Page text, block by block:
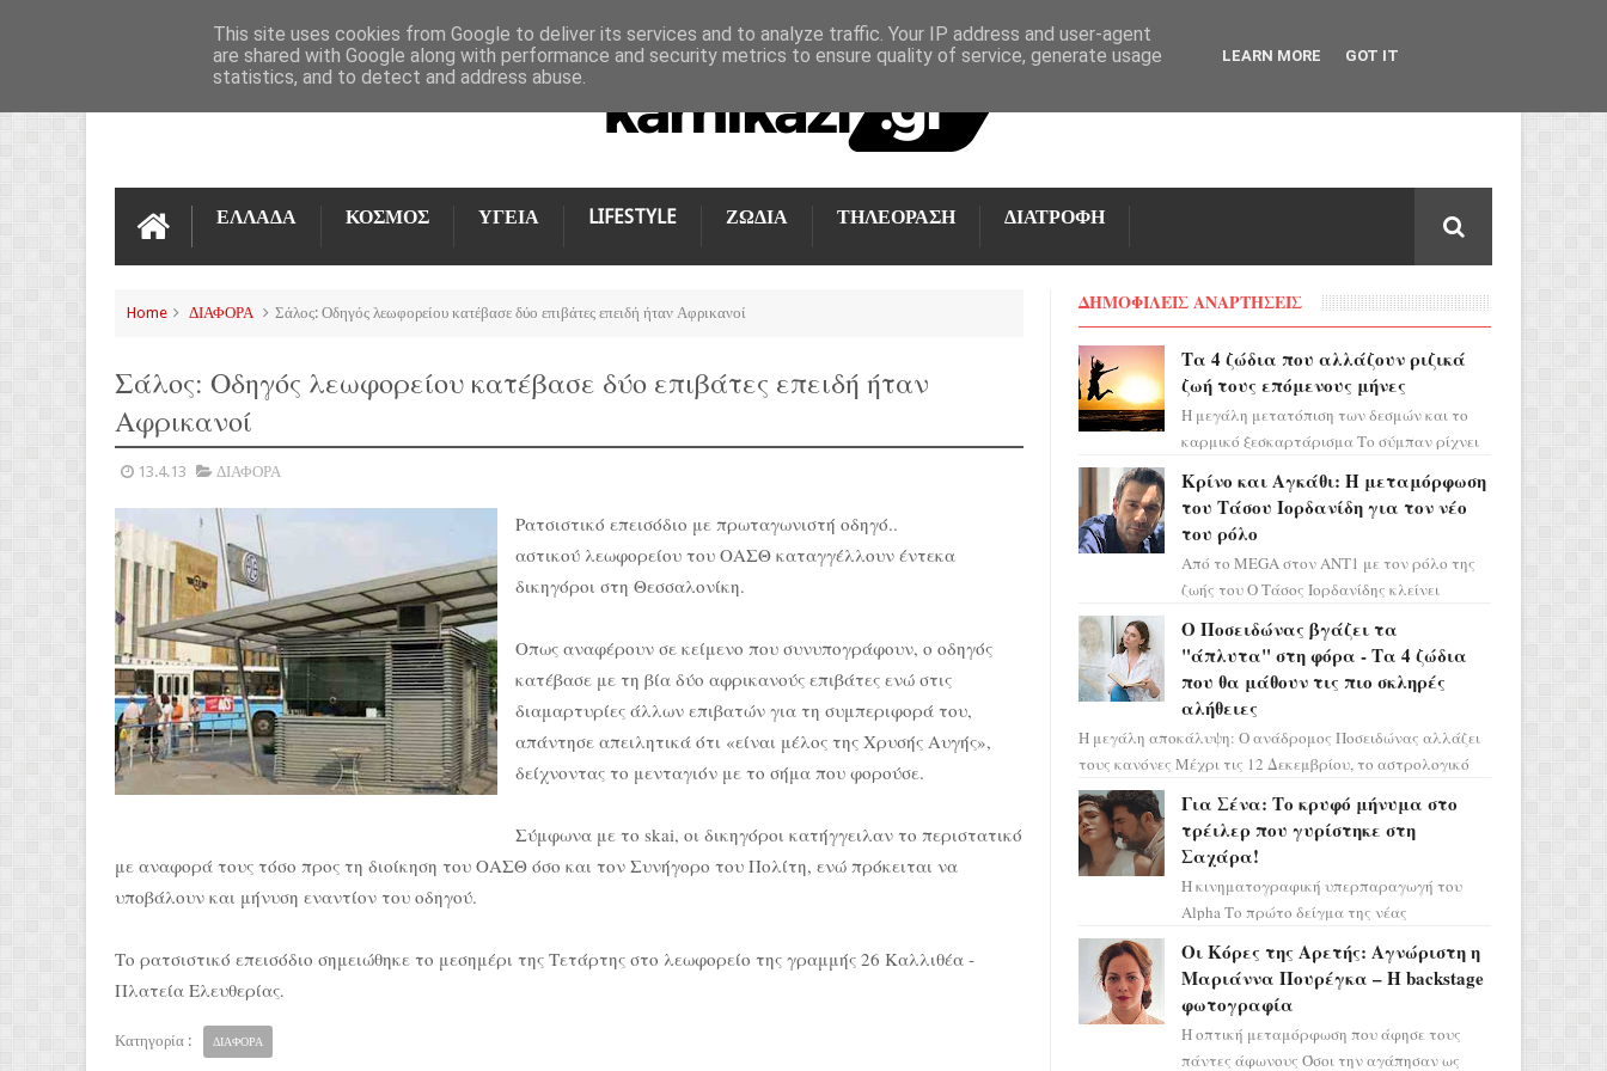
ΕΠΙΚΟΙΝΩΝΊΑ
ΕΛΛΑΔΑ ΚΟΣΜΟΣ ΥΓΕΙΑ LIFESTYLE ΖΩΔΙΑ ΤΗΛΕΟΡΑΣΗ ΔΙΑΤΡΟΦΗ
Home ΔΙΑΦΟΡΑ Σάλος: Οδηγός λεωφορείου κατέβασε δύο επιβάτες επειδή ήταν Αφρικανοί
Σάλος: Οδηγός λεωφορείου κατέβασε δύο επιβάτες επειδή ήταν
Αφρικανοί
13.4.13 ΔΙΑΦΟΡΑ
Ρατσιστικό επεισόδιο με πρωταγωνιστή οδηγό..
αστικού λεωφορείου του ΟΑΣΘ καταγγέλλουν έντεκα
δικηγόροι στη Θεσσαλονίκη.
Οπως αναφέρουν σε κείμενο που συνυπογράφουν, ο οδηγός
κατέβασε με τη βία δύο αφρικανούς επιβάτες ενώ στις
διαμαρτυρίες άλλων επιβατών για τη συμπεριφορά του,
απάντησε απειλητικά ότι «είναι μέλος της Χρυσής Αυγής»,
δείχνοντας το μενταγιόν με το σήμα που φορούσε.
Σύμφωνα με το skai, οι δικηγόροι κατήγγειλαν το περιστατικό
με αναφορά τους τόσο προς τη διοίκηση του ΟΑΣΘ όσο και τον Συνήγορο του Πολίτη, ενώ πρόκειται να
υποβάλουν και μήνυση εναντίον του οδηγού.
Το ρατσιστικό επεισόδιο σημειώθηκε το μεσημέρι της Τετάρτης στο λεωφορείο της γραμμής 26 Καλλιθέα -
Πλατεία Ελευθερίας.
Κατηγορία : ΔΙΑΦΟΡΑ
ΔΗΜΟΦΙΛΕΙΣ ΑΝΑΡΤΗΣΕΙΣ
Τα 4 ζώδια που αλλάζουν ριζικά
ζωή τους επόμενους μήνες
Η μεγάλη μετατόπιση των δεσμών και το
καρμικό ξεσκαρτάρισμα Το σύμπαν ρίχνει
προειδοποιεί: οι σελην...
Κρίνο και Αγκάθι: Η μεταμόρφωση
του Τάσου Ιορδανίδη για τον νέο
του ρόλο
Από το MEGA στον ΑΝΤ1 με τον ρόλο της
ζωής του Ο Τάσος Ιορδανίδης κλείνει
επιτυχίας «Μια Νύχτα Μόνο» ...
Ο Ποσειδώνας βγάζει τα
"άπλυτα" στη φόρα - Τα 4 ζώδια
που θα μάθουν τις πιο σκληρές
αλήθειες
Η μεγάλη αποκάλυψη: Ο ανάδρομος Ποσειδώνας αλλάζει
τους κανόνες Μέχρι τις 12 Δεκεμβρίου, το αστρολογικό
σκηνικό θυμίζει ταινία μυστηρίου ...
Για Σένα: Το κρυφό μήνυμα στο
τρέιλερ που γυρίστηκε στη
Σαχάρα!
Η κινηματογραφική υπερπαραγωγή του
Alpha Το πρώτο δείγμα της νέας
η αισθητική του ξεπερνά κάθε π...
Οι Κόρες της Αρετής: Αγνώριστη η
Μαριάννα Πουρέγκα – H backstage
φωτογραφία
Η οπτική μεταμόρφωση που άφησε τους
πάντες άφωνους Όσοι την αγάπησαν ως
This site uses cookies from Google to deliver its services and to analyze traffic. Your IP address and user-agent
are shared with Google along with performance and security metrics to ensure quality of service, generate usage
statistics, and to detect and address abuse.
LEARN MORE GOT IT